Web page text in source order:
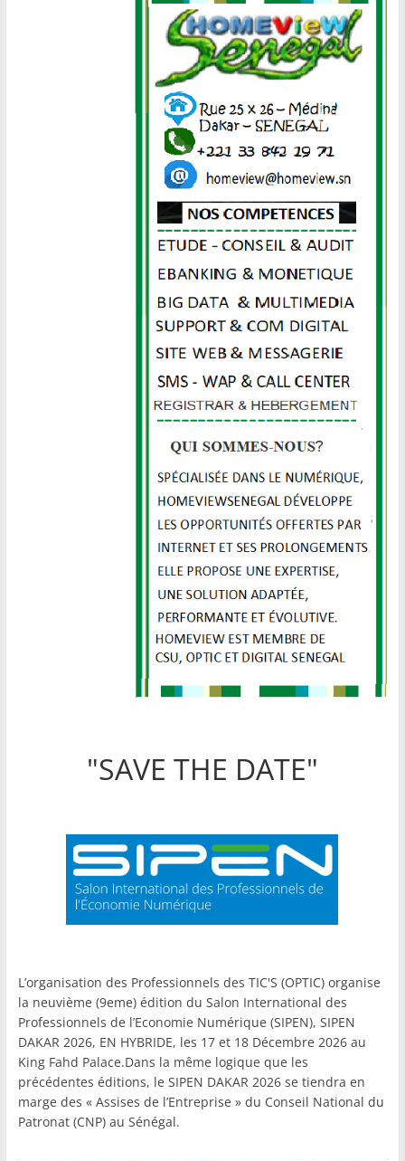
"SAVE THE DATE"
L’organisation des Professionnels des TIC'S (OPTIC) organise
la neuvième (9eme) édition du Salon International des
Professionnels de l’Economie Numérique (SIPEN), SIPEN
DAKAR 2026, EN HYBRIDE, les 17 et 18 Décembre 2026 au
King Fahd Palace.Dans la même logique que les
précédentes éditions, le SIPEN DAKAR 2026 se tiendra en
marge des « Assises de l’Entreprise » du Conseil National du
Patronat (CNP) au Sénégal.